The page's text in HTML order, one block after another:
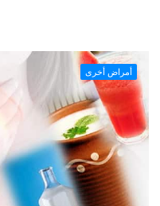
أمراض أخرى